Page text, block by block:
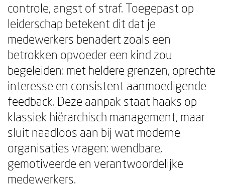
controle, angst of straf. Toegepast op
leiderschap betekent dit dat je
medewerkers benadert zoals een
betrokken opvoeder een kind zou
begeleiden: met heldere grenzen, oprechte
interesse en consistent aanmoedigende
feedback. Deze aanpak staat haaks op
klassiek hiërarchisch management, maar
sluit naadloos aan bij wat moderne
organisaties vragen: wendbare,
gemotiveerde en verantwoordelijke
medewerkers.